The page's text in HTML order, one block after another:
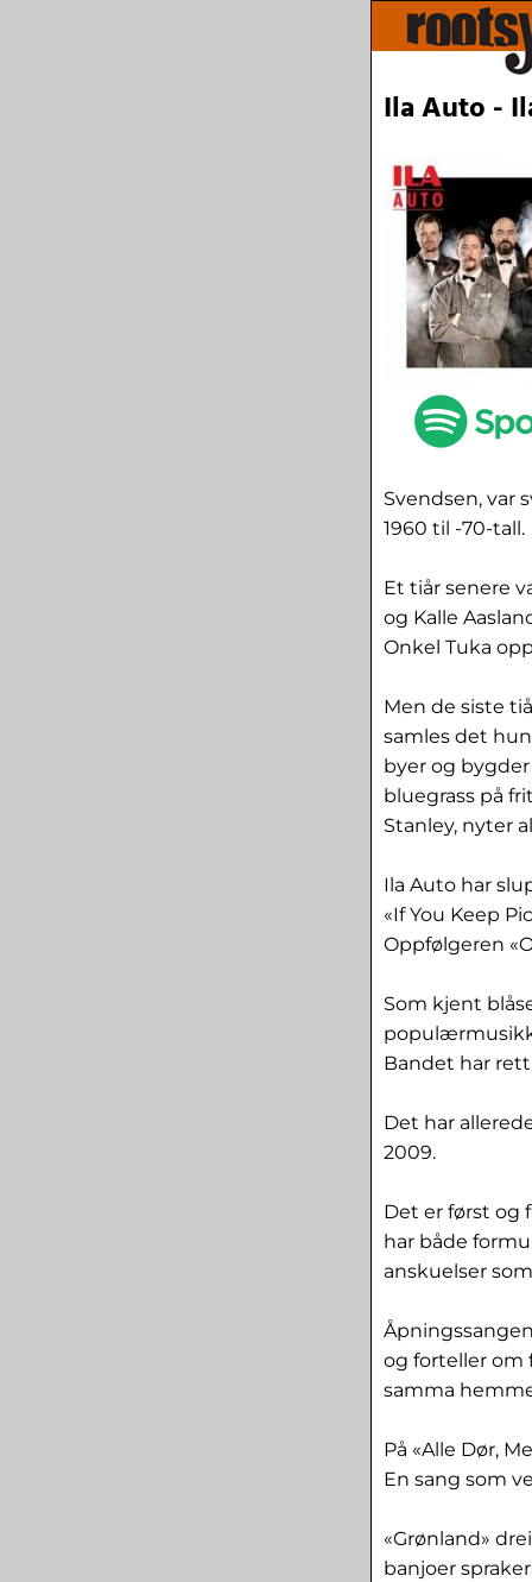
Ila Auto -
Svendsen, var
1960 til -70-tall.
Et tiår senere
og Kalle
Onkel Tuka
Men de siste
samles det
byer og
bluegrass på
Stanley, nyter
Ila Auto har
«If You Keep
Oppfølgeren
Som kjent
Bandet har
Det har
2009.
Det er først og
har både
anskuelser
og forteller om
samma
På «Alle Dør,
En sang som
«Grønland»
banjoer